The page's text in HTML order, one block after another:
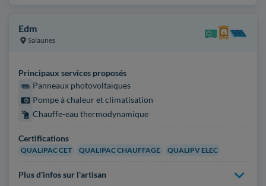
Edm
Salaunes
Principaux services proposés
Panneaux photovoltaïques
Pompe à chaleur et climatisation
Chauffe-eau thermodynamique
Certifications
QUALIPAC CET QUALIPAC CHAUFFAGE QUALIPV ELEC
Plus d'infos sur l'artisan